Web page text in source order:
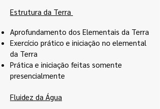
Estrutura da Terra
Aprofundamento dos Elementais da Terra
Exercício prático e iniciação no elemental
da Terra
Prática e iniciação feitas somente
presencialmente
Fluidez da Água